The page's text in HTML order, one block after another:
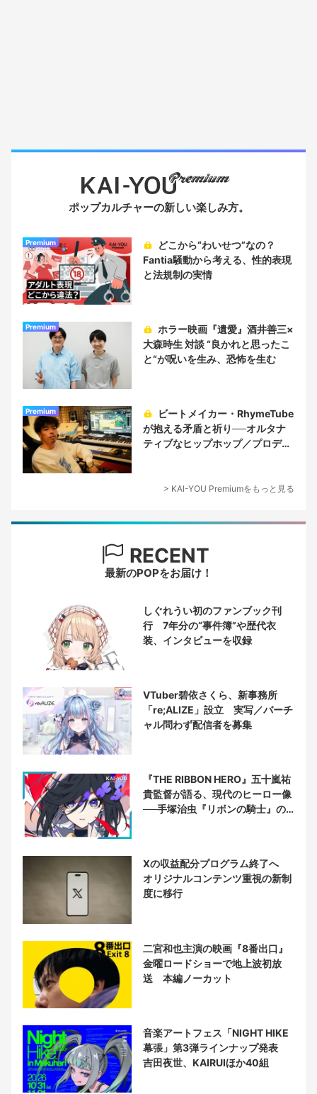
ポップカルチャーの新しい楽しみ方。
Premium
Fantia騒動から考える、性的表現
と法規制の実情
Premium
大森時生 対談 “良かれと思ったこ
と“が呪いを生み、恐怖を生む
Premium
が抱える矛盾と祈り──オルタナ
ティブなヒップホップ／プロデュ
> KAI-YOU Premiumをもっと見る
RECENT
最新のPOPをお届け！
しぐれうい初のファンブック刊
行 7年分の“事件簿”や歴代衣
装、インタビューを収録
VTuber碧依さくら、新事務所
「re;ALIZE」設立 実写／バーチ
ャル問わず配信者を募集
『THE RIBBON HERO』五十嵐祐
貴監督が語る、現代のヒーロー像
──手塚治虫『リボンの騎士』の
Xの収益配分プログラム終了へ
オリジナルコンテンツ重視の新制
度に移行
二宮和也主演の映画『8番出口』
金曜ロードショーで地上波初放
送 本編ノーカット
音楽アートフェス「NIGHT HIKE
幕張」第3弾ラインナップ発表
吉田夜世、KAIRUIほか40組